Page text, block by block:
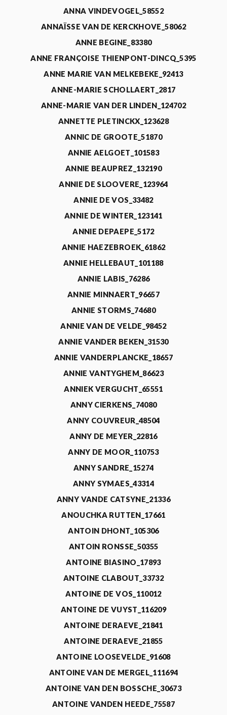
ANNA VINDEVOGEL_58552
ANNAÏSSE VAN DE KERCKHOVE_58062
ANNE BEGINE_83380
ANNE FRANÇOISE THIENPONT-DINCQ_5395
ANNE MARIE VAN MELKEBEKE_92413
ANNE-MARIE SCHOLLAERT_2817
ANNE-MARIE VAN DER LINDEN_124702
ANNETTE PLETINCKX_123628
ANNIC DE GROOTE_51870
ANNIE AELGOET_101583
ANNIE BEAUPREZ_132190
ANNIE DE SLOOVERE_123964
ANNIE DE VOS_33482
ANNIE DE WINTER_123141
ANNIE DEPAEPE_5172
ANNIE HAEZEBROEK_61862
ANNIE HELLEBAUT_101188
ANNIE LABIS_76286
ANNIE MINNAERT_96657
ANNIE STORMS_74680
ANNIE VAN DE VELDE_98452
ANNIE VANDER BEKEN_31530
ANNIE VANDERPLANCKE_18657
ANNIE VANTYGHEM_86623
ANNIEK VERGUCHT_65551
ANNY CIERKENS_74080
ANNY COUVREUR_48504
ANNY DE MEYER_22816
ANNY DE MOOR_110753
ANNY SANDRE_15274
ANNY SYMAES_43314
ANNY VANDE CATSYNE_21336
ANOUCHKA RUTTEN_17661
ANTOIN DHONT_105306
ANTOIN RONSSE_50355
ANTOINE BIASINO_17893
ANTOINE CLABOUT_33732
ANTOINE DE VOS_110012
ANTOINE DE VUYST_116209
ANTOINE DERAEVE_21841
ANTOINE DERAEVE_21855
ANTOINE LOOSEVELDE_91608
ANTOINE VAN DE MERGEL_111694
ANTOINE VAN DEN BOSSCHE_30673
ANTOINE VANDEN HEEDE_75587